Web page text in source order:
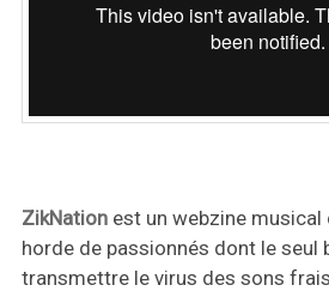
ZikNationest un webzine musical
horde de passionnés dont le seul
transmettre le virus des sons